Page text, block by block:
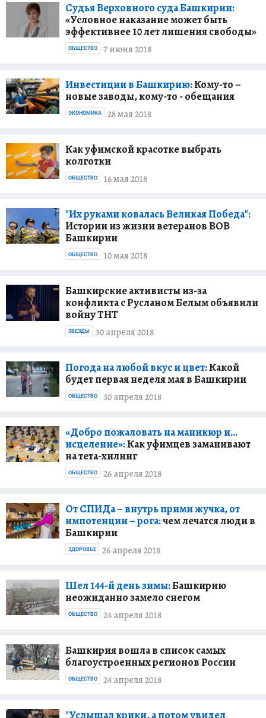
Судья Верховного суда Башкирии:
«Условное наказание может быть
эффективнее 10 лет лишения свободы»
7 июня 2018
ОБЩЕСТВО
Инвестиции в Башкирию:Кому-то –
новые заводы, кому-то - обещания
28 мая 2018
ЭКОНОМИКА
Как уфимской красотке выбрать
колготки
16 мая 2018
ОБЩЕСТВО
"Их руками ковалась Великая Победа":
Истории из жизни ветеранов ВОВ
Башкирии
10 мая 2018
ОБЩЕСТВО
Башкирские активисты из-за
конфликта с Русланом Белым объявили
войну ТНТ
30 апреля 2018
ЗВЕЗДЫ
Погода на любой вкус и цвет:Какой
будет первая неделя мая в Башкирии
30 апреля 2018
ОБЩЕСТВО
«Добро пожаловать на маникюр и…
исцеление»:Как уфимцев заманивают
на тета-хилинг
26 апреля 2018
ОБЩЕСТВО
От СПИДа – внутрь прими жучка, от
импотенции – рога:чем лечатся люди в
Башкирии
26 апреля 2018
ЗДОРОВЬЕ
Шел 144-й день зимы:Башкирию
неожиданно замело снегом
24 апреля 2018
ОБЩЕСТВО
Башкирия вошла в список самых
благоустроенных регионов России
24 апреля 2018
ОБЩЕСТВО
"Услышал крики, а потом увидел